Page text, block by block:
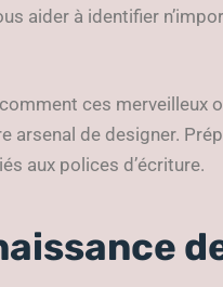
aider à identifier
ces merveilleux
de designer.
aux polices d’écriture.